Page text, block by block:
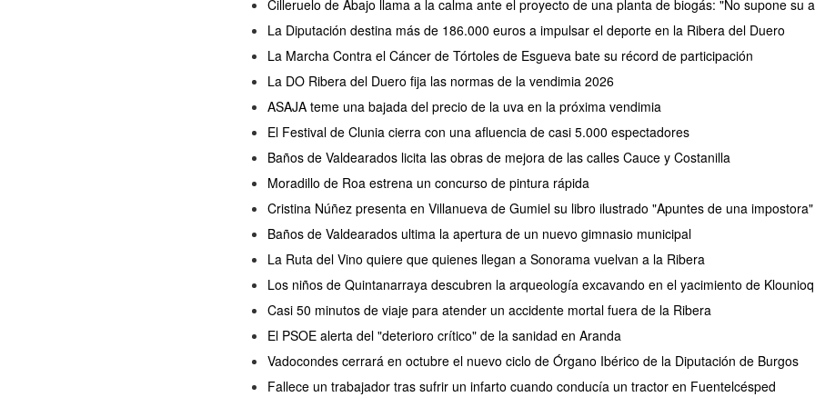
Cilleruelo de Abajo llama a la calma ante el proyecto de una planta de biogás: "No supone su
La Diputación destina más de 186.000 euros a impulsar el deporte en la Ribera del Duero
La Marcha Contra el Cáncer de Tórtoles de Esgueva bate su récord de participación
La DO Ribera del Duero fija las normas de la vendimia 2026
ASAJA teme una bajada del precio de la uva en la próxima vendimia
El Festival de Clunia cierra con una afluencia de casi 5.000 espectadores
Baños de Valdearados licita las obras de mejora de las calles Cauce y Costanilla
Moradillo de Roa estrena un concurso de pintura rápida
Cristina Núñez presenta en Villanueva de Gumiel su libro ilustrado "Apuntes de una impostora"
Baños de Valdearados ultima la apertura de un nuevo gimnasio municipal
La Ruta del Vino quiere que quienes llegan a Sonorama vuelvan a la Ribera
Los niños de Quintanarraya descubren la arqueología excavando en el yacimiento de Klounioq
Casi 50 minutos de viaje para atender un accidente mortal fuera de la Ribera
El PSOE alerta del "deterioro crítico" de la sanidad en Aranda
Vadocondes cerrará en octubre el nuevo ciclo de Órgano Ibérico de la Diputación de Burgos
Fallece un trabajador tras sufrir un infarto cuando conducía un tractor en Fuentelcésped